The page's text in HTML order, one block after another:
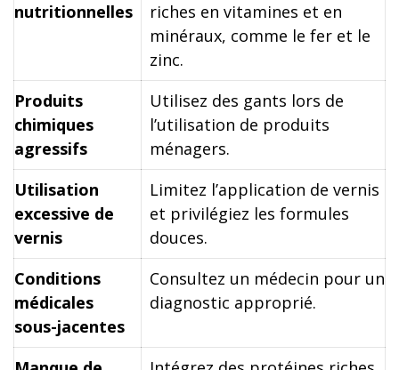
nutritionnelles
riches en vitamines et en
minéraux, comme le fer et le
zinc.
Produits
chimiques
agressifs
Utilisez des gants lors de
l’utilisation de produits
ménagers.
Utilisation
excessive de
vernis
Limitez l’application de vernis
et privilégiez les formules
douces.
Conditions
médicales
sous-jacentes
Consultez un médecin pour un
diagnostic approprié.